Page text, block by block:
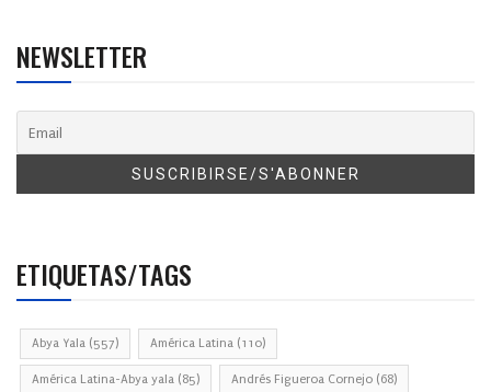
NEWSLETTER
ETIQUETAS/TAGS
Abya Yala (557) América Latina (110)
América Latina-Abya yala (85) Andrés Figueroa Cornejo (68)